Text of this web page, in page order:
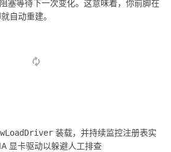
阻塞等待下一次变化。这意味着，你前脚在
自动重建。
装载，并持续监控注册表实
显卡驱动以躲避人工排查